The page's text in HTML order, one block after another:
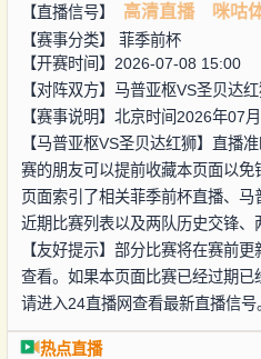
【直播信号】
高清直播 咪咕
【赛事分类】 菲季前杯
【开赛时间】2026-07-08 15:00
【对阵双方】 马普亚枢VS圣贝达
【赛事说明】北京时间2026年07
【马普亚枢VS圣贝达红狮】直播
赛的朋友可以提前收藏本页面以
页面索引了相关菲季前杯直播、
近期比赛列表以及两队历史交锋、
【友好提示】部分比赛将在赛前
查看。如果本页面比赛已经过期已
请进入24直播网查看最新直播信号
热点直播